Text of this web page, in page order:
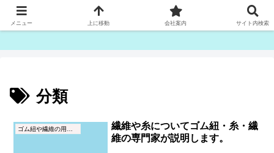
ゴム紐・平ゴム製造販売は津田産業直販部です
分類
繊維や糸についてゴム紐・糸・繊
維の専門家が説明します。
メニュー 上に移動 会社案内 サイト内検索